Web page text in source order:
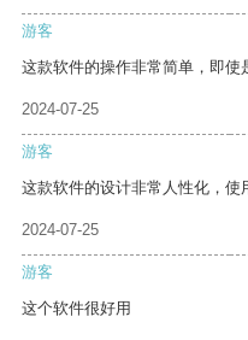
游客
这款软件的操作非常简单，即使
2024-07-25
游客
这款软件的设计非常人性化，使
2024-07-25
游客
这个软件很好用